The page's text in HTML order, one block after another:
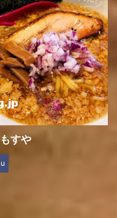
すや